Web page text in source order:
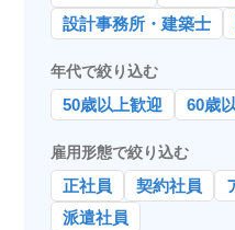
設計事務所・建築士
年代で絞り込む
50歳以上歓迎 60歳
雇用形態で絞り込む
正社員 契約社員
派遣社員